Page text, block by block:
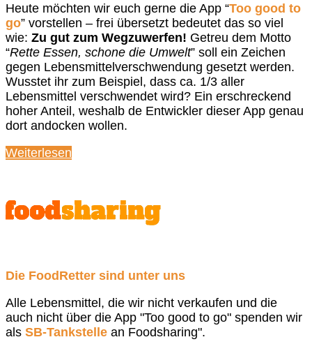
Heute möchten wir euch gerne die App “Too good to
go” vorstellen – frei übersetzt bedeutet das so viel
wie: Zu gut zum Wegzuwerfen! Getreu dem Motto
“Rette Essen, schone die Umwelt” soll ein Zeichen
gegen Lebensmittelverschwendung gesetzt werden.
Wusstet ihr zum Beispiel, dass ca. 1/3 aller
Lebensmittel verschwendet wird? Ein erschreckend
hoher Anteil, weshalb de Entwickler dieser App genau
dort andocken wollen.
Weiterlesen
Die FoodRetter sind unter uns
Alle Lebensmittel, die wir nicht verkaufen und die
auch nicht über die App "Too good to go" spenden wir
als SB-Tankstelle an Foodsharing".